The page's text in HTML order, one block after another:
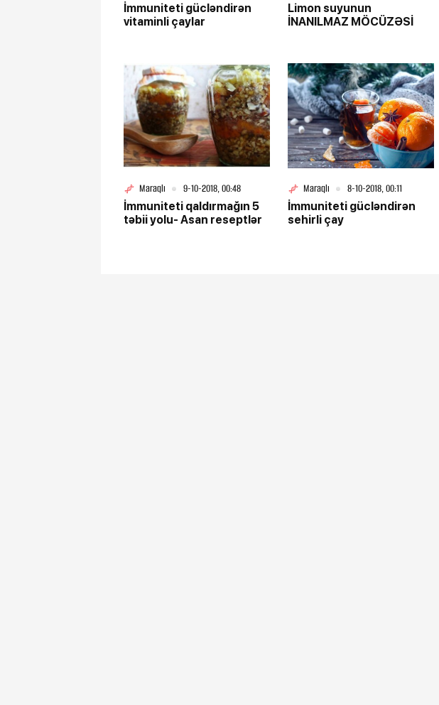
İmmuniteti gücləndirən
vitaminli çaylar
Limon suyunun
İNANILMAZ MÖCÜZƏSİ
Maraqlı
9-10-2018, 00:48
İmmuniteti qaldırmağın 5
təbii yolu- Asan reseptlər
Maraqlı
8-10-2018, 00:11
İmmuniteti gücləndirən
sehirli çay